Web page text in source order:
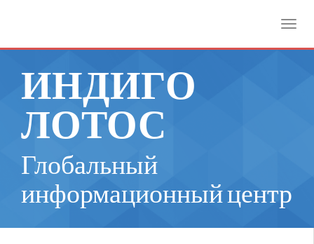
ИНДИГО
ЛОТОС
Глобальный
информационный центр